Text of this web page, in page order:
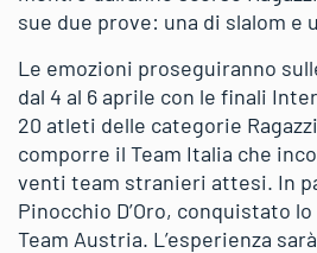
sue due prove: una di slalom e
Le emozioni proseguiranno
dal 4 al 6 aprile con le finali
20 atleti delle categorie
comporre il Team Italia che
venti team stranieri attesi. In
Pinocchio D’Oro, conquistato
Team Austria. L’esperienza